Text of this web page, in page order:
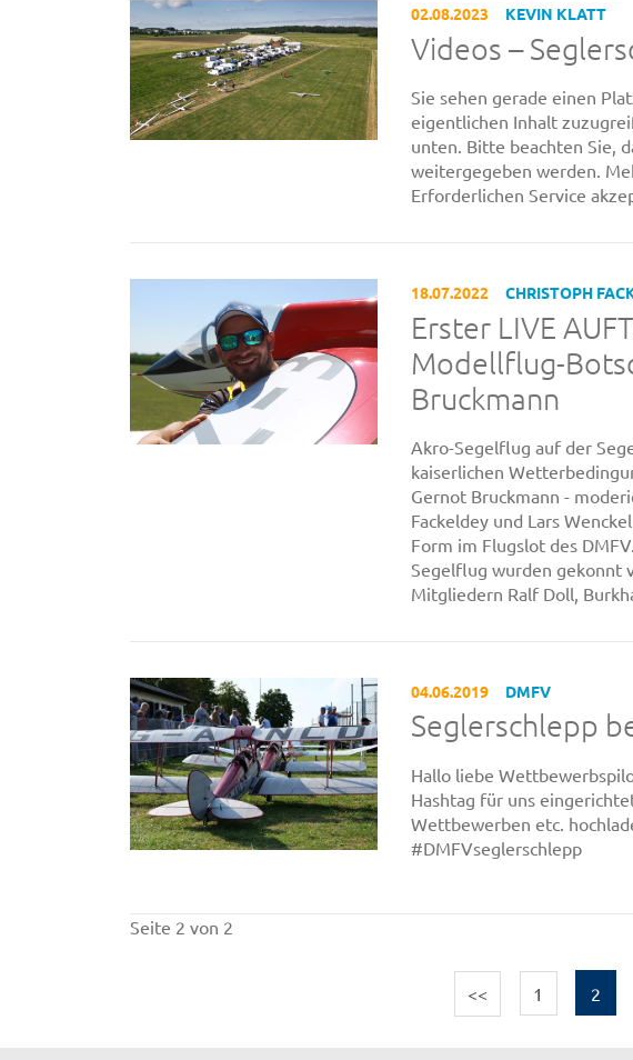
02.08.2023 KEVIN KLATT
Videos –
Sie sehen gerade einen
eigentlichen Inhalt
unten. Bitte beachten Sie,
weitergegeben werden.
Erforderlichen Service
18.07.2022 CHRISTOPH
Erster LIVE
Modellflug-
Bruckmann
Akro-Segelflug auf der
kaiserlichen
Gernot Bruckmann -
Fackeldey und Lars
Form im Flugslot des
Segelflug wurden gekonnt
Mitgliedern Ralf Doll,
04.06.2019 DMFV
Seglerschlepp
Hallo liebe
Hashtag für uns
Wettbewerben etc.
#DMFVseglerschlepp
Seite 2 von 2
<< 1 2